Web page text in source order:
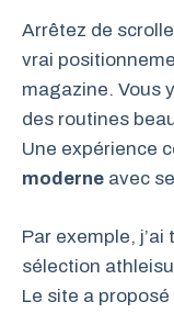
Arrêtez de
vrai
magazine. Vous
des routines
Une expérience
moderne avec
Par exemple,
sélection
Le site a